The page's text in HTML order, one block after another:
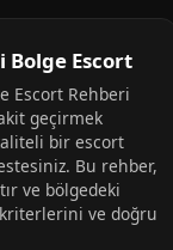
Bolge Escort
Escort Rehberi
geçirmek
bir escort
Bu rehber,
ve bölgedeki
kriterlerini ve doğru